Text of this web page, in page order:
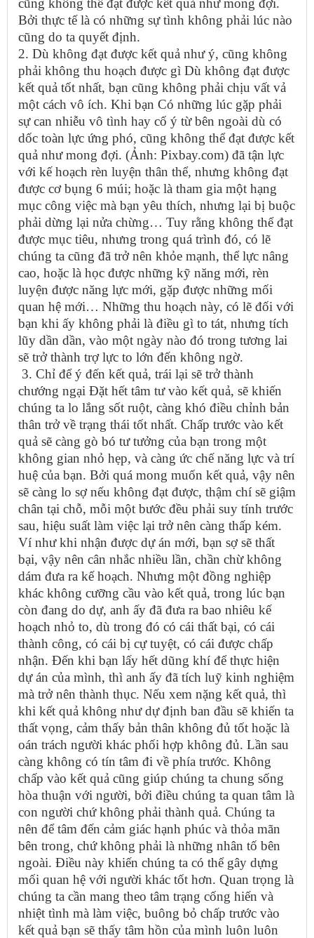
cũng không thể đạt được kết quả như mong đợi.
Bởi thực tế là có những sự tình không phải lúc nào
cũng do ta quyết định.
2. Dù không đạt được kết quả như ý, cũng không
phải không thu hoạch được gì Dù không đạt được
kết quả tốt nhất, bạn cũng không phải chịu vất vả
một cách vô ích. Khi bạn Có những lúc gặp phải
sự can nhiễu vô tình hay cố ý từ bên ngoài dù có
dốc toàn lực ứng phó, cũng không thể đạt được kết
quả như mong đợi. (Ảnh: Pixbay.com) đã tận lực
với kế hoạch rèn luyện thân thể, nhưng không đạt
được cơ bụng 6 múi; hoặc là tham gia một hạng
mục công việc mà bạn yêu thích, nhưng lại bị buộc
phải dừng lại nửa chừng… Tuy rằng không thể đạt
được mục tiêu, nhưng trong quá trình đó, có lẽ
chúng ta cũng đã trở nên khỏe mạnh, thể lực nâng
cao, hoặc là học được những kỹ năng mới, rèn
luyện được năng lực mới, gặp được những mối
quan hệ mới… Những thu hoạch này, có lẽ đối với
bạn khi ấy không phải là điều gì to tát, nhưng tích
lũy dần dần, vào một ngày nào đó trong tương lai
sẽ trở thành trợ lực to lớn đến không ngờ.
3. Chỉ để ý đến kết quả, trái lại sẽ trở thành
chướng ngại Đặt hết tâm tư vào kết quả, sẽ khiến
chúng ta lo lắng sốt ruột, càng khó điều chỉnh bản
thân trở về trạng thái tốt nhất. Chấp trước vào kết
quả sẽ càng gò bó tư tưởng của bạn trong một
không gian nhỏ hẹp, và càng ức chế năng lực và trí
huệ của bạn. Bởi quá mong muốn kết quả, vậy nên
sẽ càng lo sợ nếu không đạt được, thậm chí sẽ giậm
chân tại chỗ, mỗi một bước đều phải suy tính trước
sau, hiệu suất làm việc lại trở nên càng thấp kém.
Ví như khi nhận được dự án mới, bạn sợ sẽ thất
bại, vậy nên cân nhắc nhiều lần, chần chừ không
dám đưa ra kế hoạch. Nhưng một đồng nghiệp
khác không cưỡng cầu vào kết quả, trong lúc bạn
còn đang do dự, anh ấy đã đưa ra bao nhiêu kế
hoạch nhỏ to, dù trong đó có cái thất bại, có cái
thành công, có cái bị cự tuyệt, có cái được chấp
nhận. Đến khi bạn lấy hết dũng khí để thực hiện
dự án của mình, thì anh ấy đã tích luỹ kinh nghiệm
mà trở nên thành thục. Nếu xem nặng kết quả, thì
khi kết quả không như dự định ban đầu sẽ khiến ta
thất vọng, cảm thấy bản thân không đủ tốt hoặc là
oán trách người khác phối hợp không đủ. Lần sau
càng không có tín tâm đi về phía trước. Không
chấp vào kết quả cũng giúp chúng ta chung sống
hòa thuận với người, bởi điều chúng ta quan tâm là
con người chứ không phải thành quả. Chúng ta
nên để tâm đến cảm giác hạnh phúc và thỏa mãn
bên trong, chứ không phải là những nhân tố bên
ngoài. Điều này khiến chúng ta có thể gây dựng
mối quan hệ với người khác tốt hơn. Quan trọng là
chúng ta cần mang theo tâm trạng cống hiến và
nhiệt tình mà làm việc, buông bỏ chấp trước vào
kết quả bạn sẽ thấy tâm hồn của mình luôn luôn